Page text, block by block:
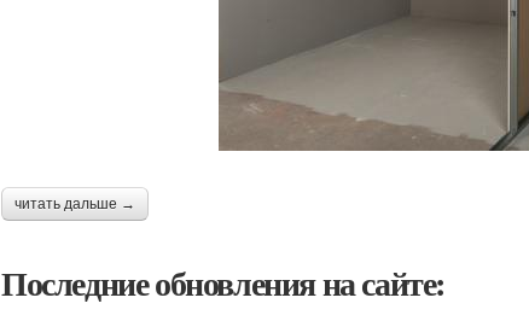
читать дальше →
Последние обновления на сайте: